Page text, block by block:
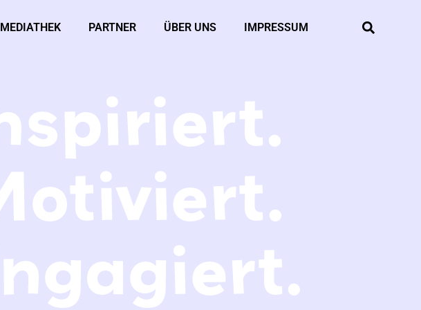
MEDIATHEK PARTNER ÜBER UNS IMPRESSUM